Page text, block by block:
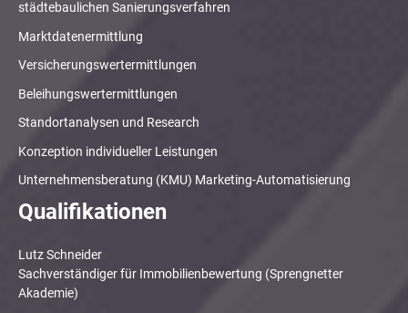
städtebaulichen Sanierungsverfahren
Marktdatenermittlung
Versicherungswertermittlungen
Beleihungswertermittlungen
Standortanalysen und Research
Konzeption individueller Leistungen
Unternehmensberatung (KMU) Marketing-Automatisierung
Qualifikationen
Lutz Schneider
Sachverständiger für Immobilienbewertung (Sprengnetter
Akademie)